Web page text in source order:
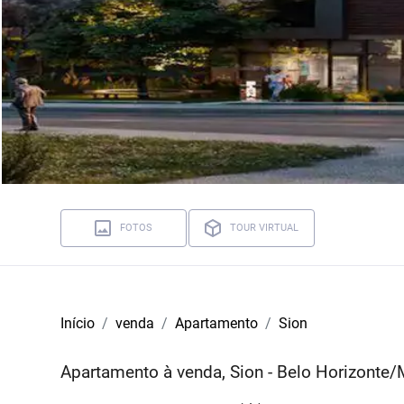
FOTOS TOUR VIRTUAL
Início venda Apartamento Sion
Apartamento à venda, Sion - Belo Horizonte/